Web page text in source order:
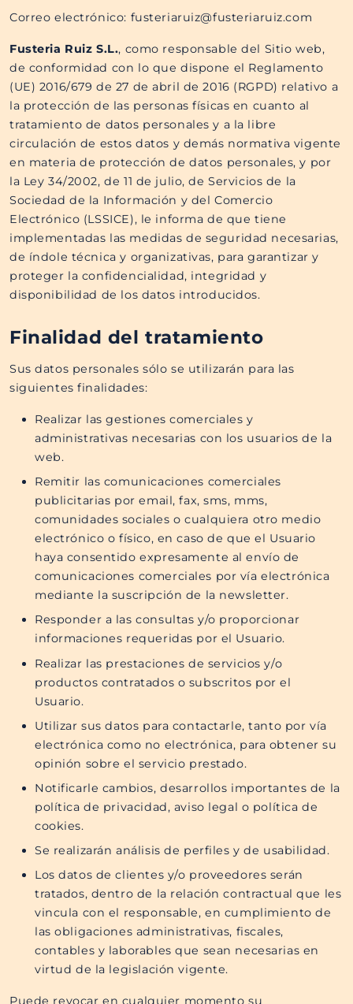
Correo electrónico: fusteriaruiz@fusteriaruiz.com
Fusteria Ruiz S.L.​​, como responsable del Sitio web,
de conformidad con lo que dispone el Reglamento
(UE) 2016/679 de 27 de abril de 2016 (RGPD) relativo a
la protección de las personas físicas en cuanto al
tratamiento de datos personales y a la libre
circulación de estos datos y demás normativa vigente
en materia de protección de datos personales, y por
la Ley 34/2002, de 11 de julio, de Servicios de la
Sociedad de la Información y del Comercio
Electrónico (LSSICE), le informa de que tiene
implementadas las medidas de seguridad necesarias,
de índole técnica y organizativas, para garantizar y
proteger la confidencialidad, integridad y
disponibilidad de los datos introducidos.
Finalidad del tratamiento
Sus datos personales sólo se utilizarán para las
siguientes finalidades:
Realizar las gestiones comerciales y
administrativas necesarias con los usuarios de la
web.
Remitir las comunicaciones comerciales
publicitarias por email, fax, sms, mms,
comunidades sociales o cualquiera otro medio
electrónico o físico, en caso de que el Usuario
haya consentido expresamente al envío de
comunicaciones comerciales por vía electrónica
mediante la suscripción de la newsletter.
Responder a las consultas y/o proporcionar
informaciones requeridas por el Usuario.
Realizar las prestaciones de servicios y/o
productos contratados o subscritos por el
Usuario.
Utilizar sus datos para contactarle, tanto por vía
electrónica como no electrónica, para obtener su
opinión sobre el servicio prestado.
Notificarle cambios, desarrollos importantes de la
política de privacidad, aviso legal o política de
cookies.
Se realizarán análisis de perfiles y de usabilidad.
Los datos de clientes y/o proveedores serán
tratados, dentro de la relación contractual que les
vincula con el responsable, en cumplimiento de
las obligaciones administrativas, fiscales,
contables y laborables que sean necesarias en
virtud de la legislación vigente.
Puede revocar en cualquier momento su